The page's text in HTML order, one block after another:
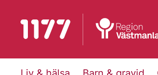
Till startsidan för 1177